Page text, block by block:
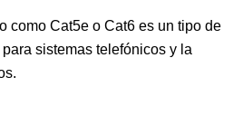
como Cat5e o Cat6 es un tipo de
sistemas telefónicos y la